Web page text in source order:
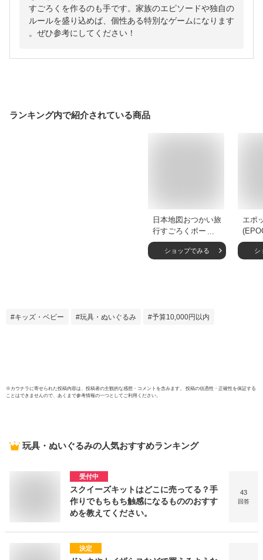
すごろくを作るのも手です。家族のエピソードや独自の
ルールを盛り込めば、個性ある特別なゲームになります
。ぜひ参考にしてください！
ランキング内で紹介されている商品
日本地図おつかい旅
行すごろくボードゲ
ーム すごろく ゲー
ム 日本 日本地図 都
ー 脳トレ 景品 イベ
ショップでみる
エポ
ぐら
ーム
シ
キッズ・ベビー 玩具・ぬいぐるみ 予算10,000円以内
※ カウナラに寄せられた投稿内容は、投稿者の主観的な感想・コメントを含みます。 投稿の信憑性・正確性を保証する
ことはできませんので、あくまで参考情報の一つとしてご利用ください。
玩具・ぬいぐるみの人気おすすめランキング
受付中
スクイーズキットはどこに売ってる？手
作りでもちもち触感になるもののおすす
めを教えてください。
43
回答
決定